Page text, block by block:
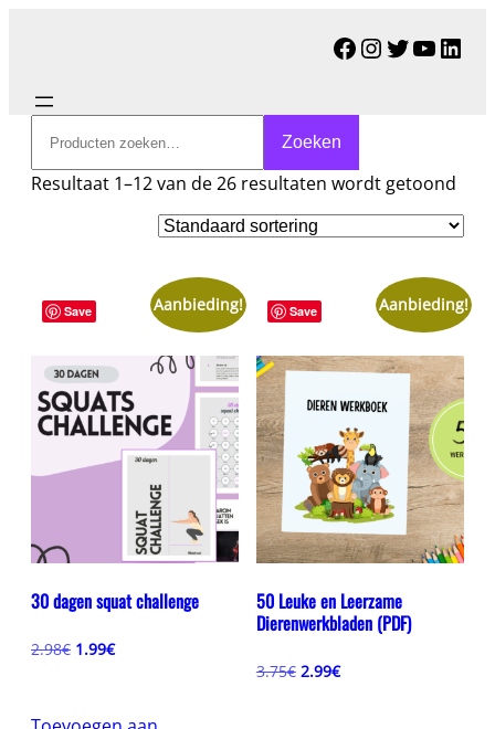
Facebook
Instagram
Twitter
Zoeken
Resultaat 1–12 van de 26 resultaten wordt getoond
Save Aanbieding!
30 dagen squat challenge
2.98€ Oorspronkelijke
1.99€Huidige
Save Aanbieding!
50 Leuke en Leerzame
Dierenwerkbladen (PDF)
3.75€ Oorspronkelijke
2.99€Huidige